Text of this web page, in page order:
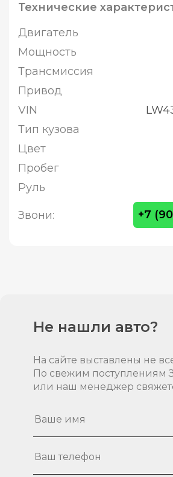
Технические
Двигатель
Мощность
Трансмиссия
Привод
VIN
Тип кузова
Цвет
Пробег
Руль
Звони: +7
Не нашли авто?
На сайте выставлены не
По свежим поступлениям
или наш менеджер